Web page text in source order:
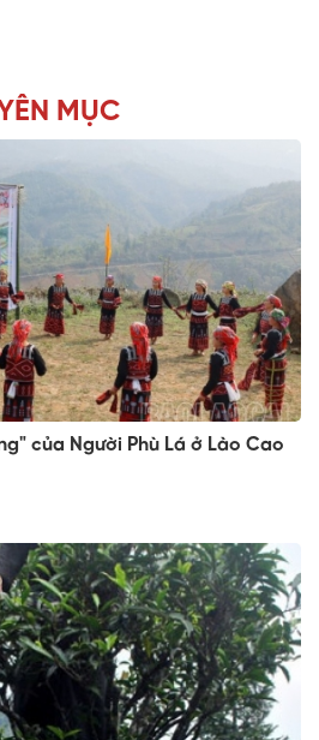
MỤC
của Người Phù Lá ở Lào Cao